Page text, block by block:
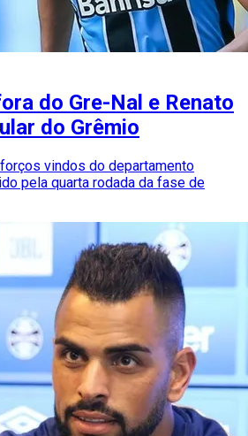
do Gre-Nal e Renato
do Grêmio
vindos do departamento
pela quarta rodada da fase de